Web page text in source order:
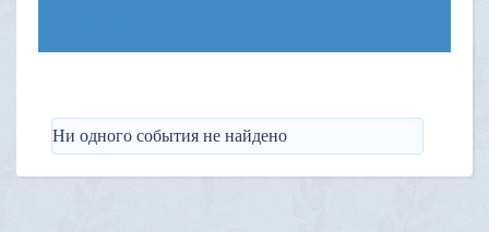
Ни одного события не найдено